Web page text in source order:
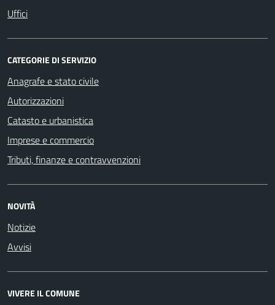
Uffici
CATEGORIE DI SERVIZIO
Anagrafe e stato civile
Autorizzazioni
Catasto e urbanistica
Imprese e commercio
Tributi, finanze e contravvenzioni
NOVITÀ
Notizie
Avvisi
VIVERE IL COMUNE